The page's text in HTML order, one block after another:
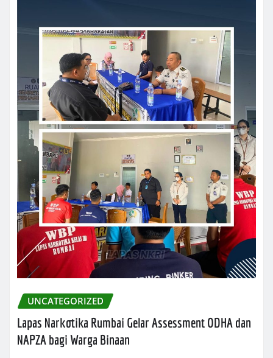
UNCATEGORIZED
Lapas Narkotika Rumbai Gelar Assessment ODHA dan
NAPZA bagi Warga Binaan